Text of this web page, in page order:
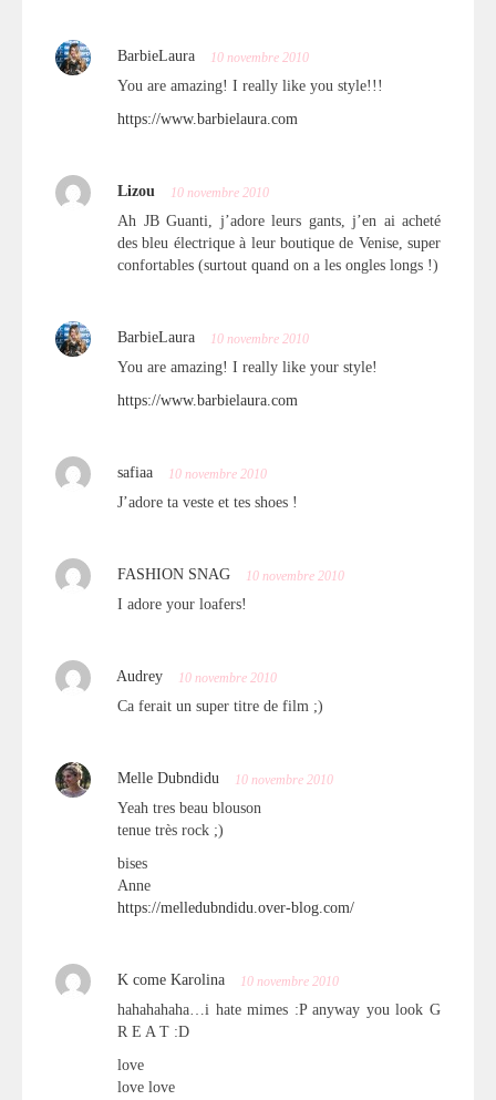
BarbieLaura 10 novembre 2010
You are amazing! I really like you style!!!
https://www.barbielaura.com
Lizou 10 novembre 2010
Ah JB Guanti, j’adore leurs gants, j’en ai acheté
des bleu électrique à leur boutique de Venise, super
confortables (surtout quand on a les ongles longs !)
BarbieLaura 10 novembre 2010
You are amazing! I really like your style!
https://www.barbielaura.com
safiaa 10 novembre 2010
J’adore ta veste et tes shoes !
FASHION SNAG 10 novembre 2010
I adore your loafers!
Audrey 10 novembre 2010
Ca ferait un super titre de film ;)
Melle Dubndidu 10 novembre 2010
Yeah tres beau blouson
tenue très rock ;)
bises
Anne
https://melledubndidu.over-blog.com/
K come Karolina 10 novembre 2010
hahahahaha…i hate mimes :P anyway you look G
R E A T :D
love
love love